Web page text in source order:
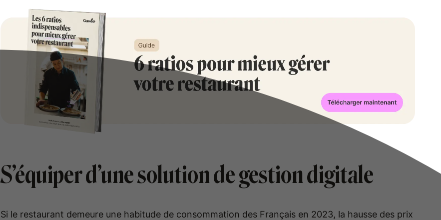
S’équiper d’une solution de gestion digitale
Si le restaurant demeure une habitude de consommation des Français en 2023, la hausse des prix